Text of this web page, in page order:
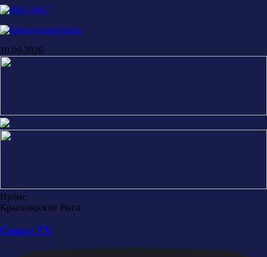
10.09.2026
Ирбис
Красноярские Рыси
Сокол TV